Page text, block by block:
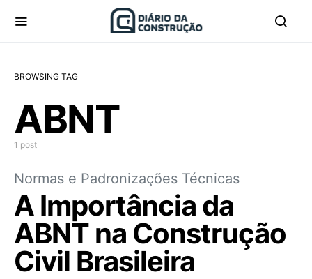
BROWSING TAG
ABNT
1 post
Normas e Padronizações Técnicas
A Importância da
ABNT na Construção
Civil Brasileira